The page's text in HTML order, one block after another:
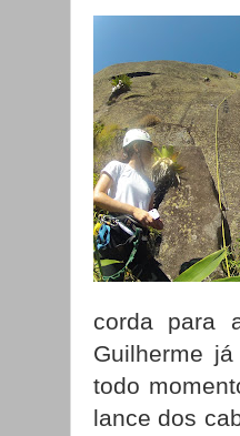
corda para
Guilherme
todo
lance dos